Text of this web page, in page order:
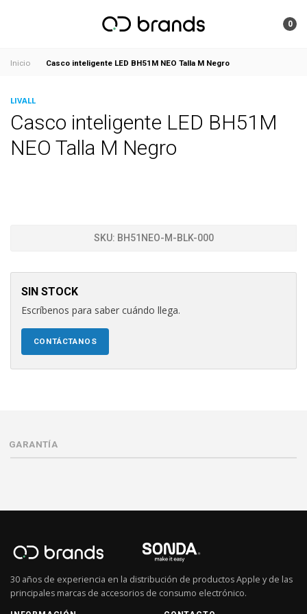
0
Inicio Casco inteligente LED BH51M NEO Talla M Negro
LIVALL
Casco inteligente LED BH51M
NEO Talla M Negro
SKU: BH51NEO-M-BLK-000
SIN STOCK
Escríbenos para saber cuándo llega.
CONTÁCTANOS
GARANTÍA
30 años de experiencia en la distribución de productos Apple y de las
principales marcas de accesorios de consumo electrónico.